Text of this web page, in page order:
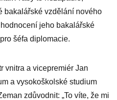
bakalářské vzdělání nového
jeho bakalářské
šéfa diplomacie.
vnitra a vicepremiér Jan
a vysokoškolské studium
zdůvodnit: „To víte, že mi